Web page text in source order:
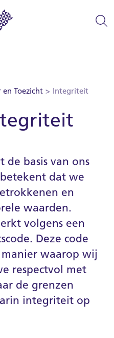
en Toezicht Integriteit
basis van ons
dat we
en
waarden.
volgens een
Deze code
waarop wij
respectvol met
de grenzen
integriteit op